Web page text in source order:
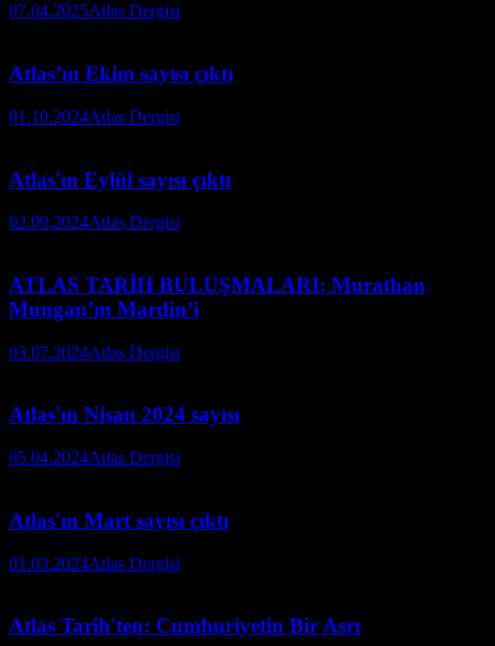
07.04.2025Atlas Dergisi
Atlas’ın Ekim sayısı çıktı
01.10.2024Atlas Dergisi
Atlas'ın Eylül sayısı çıktı
02.09.2024Atlas Dergisi
ATLAS TARİH BULUŞMALARI: Murathan
Mungan’ın Mardin’i
03.07.2024Atlas Dergisi
Atlas'ın Nisan 2024 sayısı
05.04.2024Atlas Dergisi
Atlas'ın Mart sayısı çıktı
01.03.2024Atlas Dergisi
Atlas Tarih'ten: Cumhuriyetin Bir Asrı